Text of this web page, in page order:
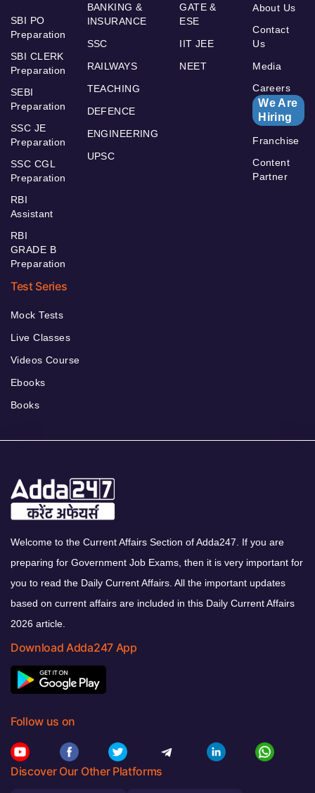
SBI PO
Preparation
SBI CLERK
Preparation
SEBI
Preparation
SSC JE
Preparation
SSC CGL
Preparation
RBI
Assistant
RBI
GRADE B
Preparation
BANKING &
INSURANCE
SSC
RAILWAYS
TEACHING
DEFENCE
ENGINEERING
UPSC
GATE &
ESE
IIT JEE
NEET
About Us
Contact
Us
Media
Careers
We Are
Hiring
Franchise
Content
Partner
Test Series
Mock Tests
Live Classes
Videos Course
Ebooks
Books
Welcome to the Current Affairs Section of Adda247. If you are
preparing for Government Job Exams, then it is very important for
you to read the Daily Current Affairs. All the important updates
based on current affairs are included in this Daily Current Affairs
2026 article.
Download Adda247 App
Follow us on
Discover Our Other Platforms